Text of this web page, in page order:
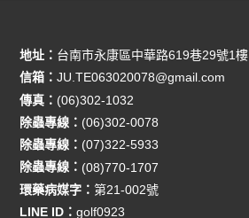
地址： 台南市永康區中華路619巷29號1樓
信箱：JU.TE063020078@gmail.com
傳真： (06)302-1032
除蟲專線： (06)302-0078
除蟲專線： (07)322-5933
除蟲專線： (08)770-1707
環藥病媒字： 第21-002號
LINE ID：golf0923